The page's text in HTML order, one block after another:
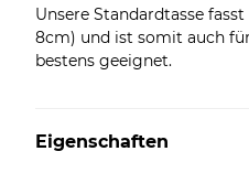
Unsere Standardtasse
8cm) und ist somit auch
bestens geeignet.
Eigenschaften